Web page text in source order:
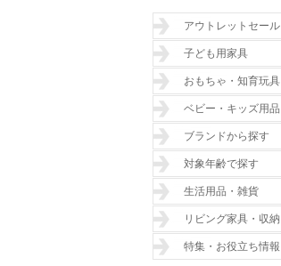
アウトレットセール
子ども用家具
おもちゃ・知育玩具
ベビー・キッズ用品
ブランドから探す
対象年齢で探す
生活用品・雑貨
リビング家具・収納
特集・お役立ち情報